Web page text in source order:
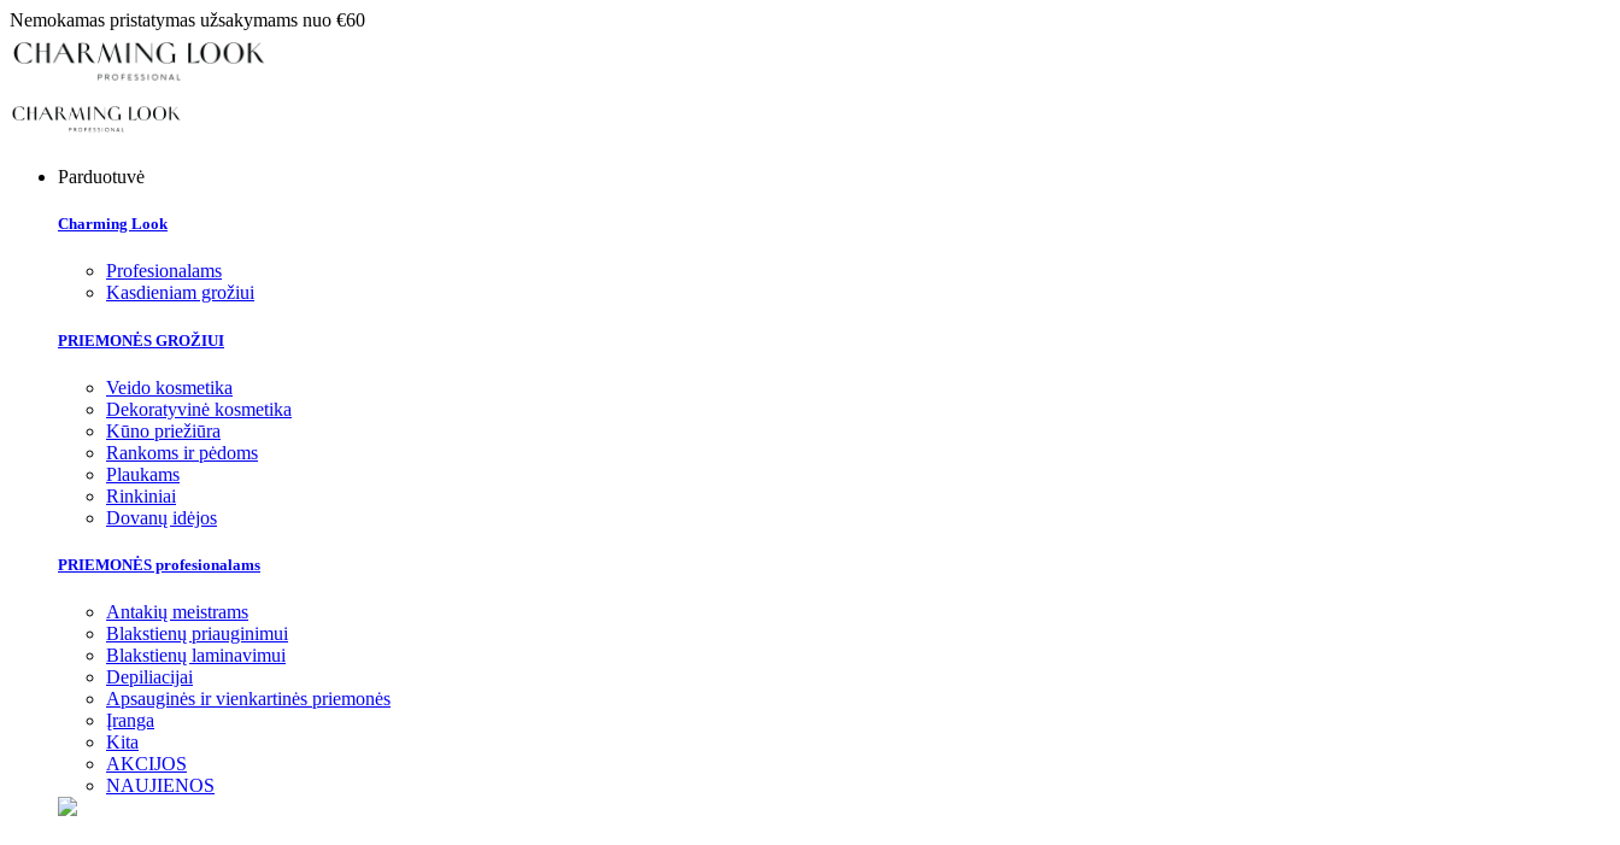
Nemokamas pristatymas užsakymams nuo €60
Parduotuvė
Charming Look
Profesionalams
Kasdieniam grožiui
PRIEMONĖS GROŽIUI
Veido kosmetika
Dekoratyvinė kosmetika
Kūno priežiūra
Rankoms ir pėdoms
Plaukams
Rinkiniai
Dovanų idėjos
PRIEMONĖS profesionalams
Antakių meistrams
Blakstienų priauginimui
Blakstienų laminavimui
Depiliacijai
Apsauginės ir vienkartinės priemonės
Įranga
Kita
AKCIJOS
NAUJIENOS